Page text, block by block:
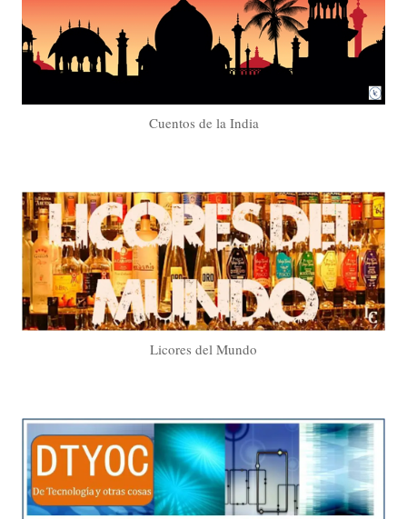
Cuentos de la India
Licores del Mundo